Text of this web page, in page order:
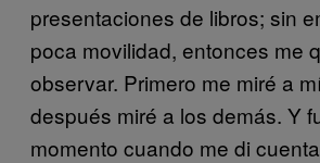
presentaciones de libros; sin
poca movilidad, entonces me
observar. Primero me miré a
después miré a los demás. Y
momento cuando me di